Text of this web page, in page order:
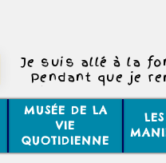
Je suis allé à la
Pendant que je
homme plantait
Ca ne vous
aussi différents
MUSÉE DE LA
VIE
QUOTIDIENNE
LES